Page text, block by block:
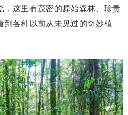
，这里有茂密的原始森林、珍贵
到各种以前从未见过的奇妙植